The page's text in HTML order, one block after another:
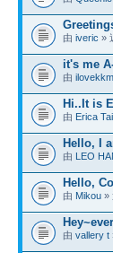
由 iveric »
it's me
由
Hi..It is
由 Erica Tai
Hello, I
由 LEO
Hello,
由 Mikou »
由 vallery t